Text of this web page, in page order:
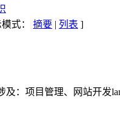
式： 摘要 | 列表 ]
：项目管理、网站开发